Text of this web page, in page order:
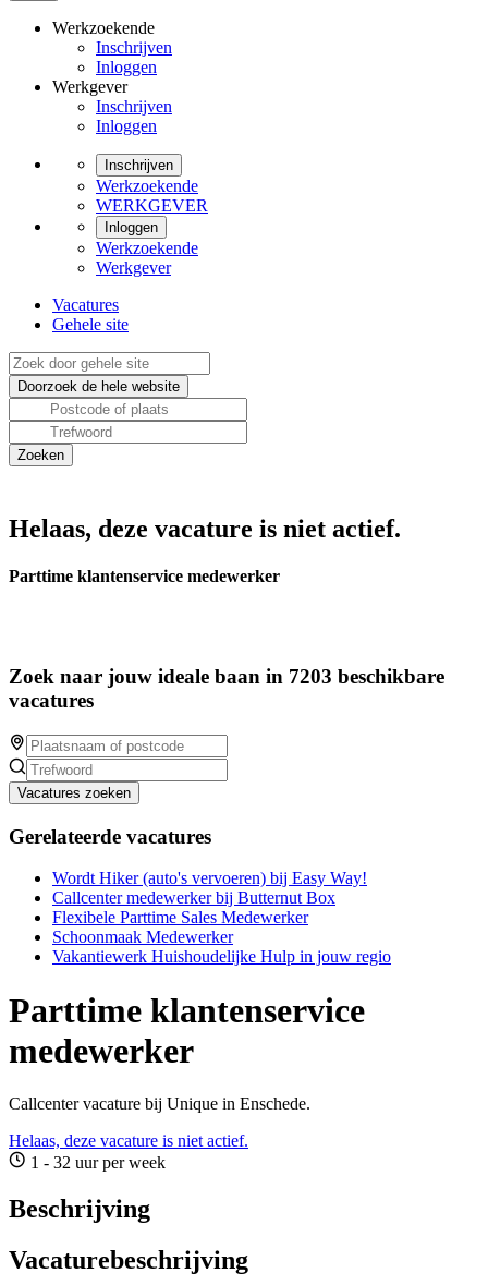
Werkzoekende
Inschrijven
Inloggen
Werkgever
Inschrijven
Inloggen
Inschrijven
Werkzoekende
WERKGEVER
Inloggen
Werkzoekende
Werkgever
Vacatures
Gehele site
Helaas, deze vacature is niet actief.
Parttime klantenservice medewerker
Zoek naar jouw ideale baan in 7203 beschikbare
vacatures
Vacatures zoeken
Gerelateerde vacatures
Wordt Hiker (auto's vervoeren) bij Easy Way!
Callcenter medewerker bij Butternut Box
Flexibele Parttime Sales Medewerker
Schoonmaak Medewerker
Vakantiewerk Huishoudelijke Hulp in jouw regio
Parttime klantenservice
medewerker
Callcenter vacature bij Unique in Enschede.
Helaas, deze vacature is niet actief.
1 - 32 uur per week
Beschrijving
Vacaturebeschrijving